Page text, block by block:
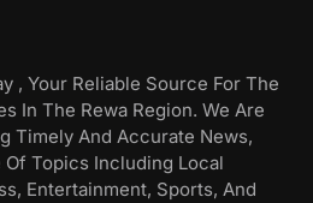
, Your Reliable Source For The
In The Rewa Region. We Are
Timely And Accurate News,
Of Topics Including Local
Entertainment, Sports, And